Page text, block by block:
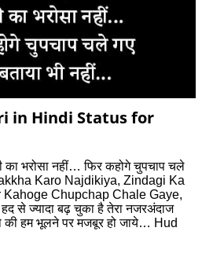
in Hindi Status for
का भरोसा नहीं… फिर कहोगे चुपचाप चले
Karo Najdikiya, Zindagi Ka
Chupchap Chale Gaye,
से ज्‍यादा बढ़ चुका है तेरा नजरअंदाज
की हम भूलने पर मजबूर हो जाये… Hud